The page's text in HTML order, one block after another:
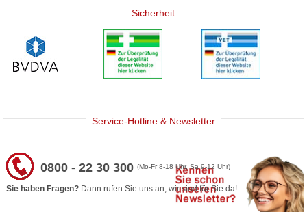
Sicherheit
Service-Hotline & Newsletter
0800 - 22 30 300(Mo-Fr 8-18 Uhr, Sa 9-12 Uhr)
Sie haben Fragen? Dann rufen Sie uns an, wir sind für Sie da!